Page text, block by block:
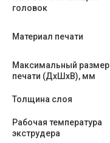
головок
Материал печати
Максимальный размер
печати (ДхШхВ), мм
Толщина слоя
Рабочая температура
экструдера